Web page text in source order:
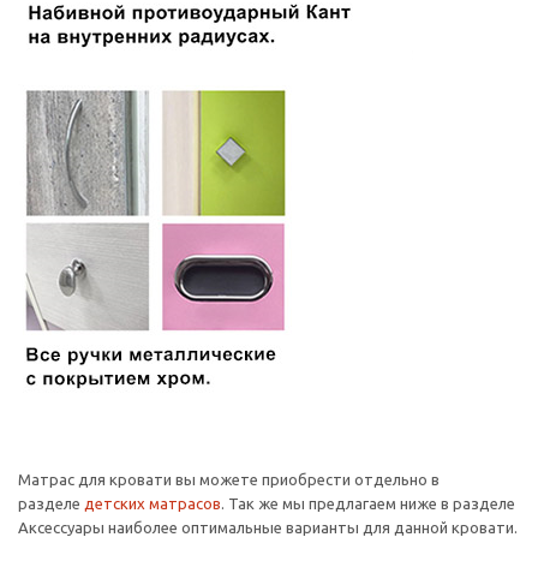
Матрас для кровати вы можете приобрести отдельно в
разделе детских матрасов. Так же мы предлагаем ниже в разделе
Аксессуары наиболее оптимальные варианты для данной кровати.